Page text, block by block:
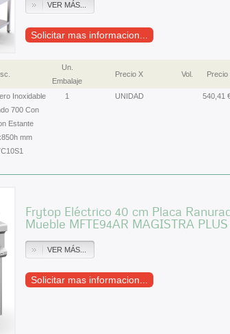
VER MÁS...
Solicitar mas informacion...
Un.
Embalaje
Precio X Vol. Precio
Inoxidable
700 Con
Estante
mm
1 UNIDAD 540,41
Frytop Eléctrico 40 cm Placa
Mueble MFTE94AR MAGISTRA
VER MÁS...
Solicitar mas informacion...